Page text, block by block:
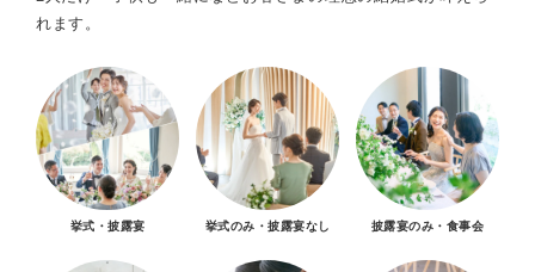
れます。
挙式・披露宴 挙式のみ・披露宴なし 披露宴のみ・食事会